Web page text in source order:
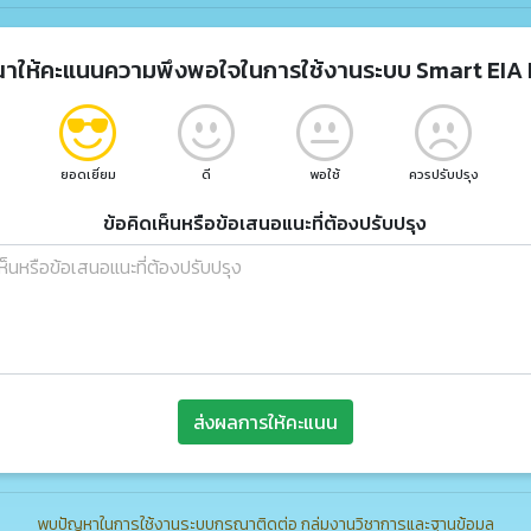
ให้คะแนนความพึงพอใจในการใช้งานระบบ Smart EIA
ยอดเยี่ยม ดี พอใช้ ควรปรับปรุง
ข้อคิดเห็นหรือข้อเสนอแนะที่ต้องปรับปรุง
ส่งผลการให้คะแนน
พบปัญหาในการใช้งานระบบกรุณาติดต่อ กลุ่มงานวิชาการและฐานข้อมูล